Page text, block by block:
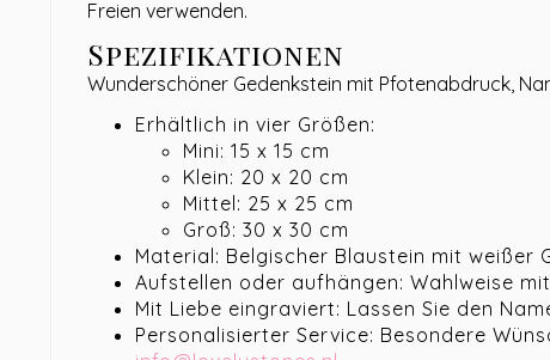
Freien verwenden.
Spezifikationen
Wunderschöner Gedenkstein mit Pfotenabdruck,
Erhältlich in vier Größen:
Mini: 15 x 15 cm
Klein: 20 x 20 cm
Mittel: 25 x 25 cm
Groß: 30 x 30 cm
Material: Belgischer Blaustein mit weißer
Aufstellen oder aufhängen: Wahlweise
Mit Liebe eingraviert: Lassen Sie den
Personalisierter Service: Besondere